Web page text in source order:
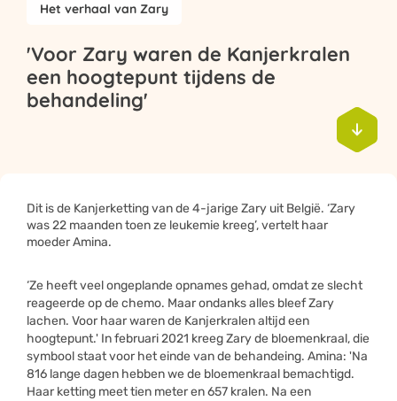
Het verhaal van Zary
'Voor Zary waren de Kanjerkralen
een hoogtepunt tijdens de
behandeling'

Dit is de Kanjerketting van de 4-jarige Zary uit België. ‘Zary
was 22 maanden toen ze leukemie kreeg’, vertelt haar
moeder Amina.
‘Ze heeft veel ongeplande opnames gehad, omdat ze slecht
reageerde op de chemo. Maar ondanks alles bleef Zary
lachen. Voor haar waren de Kanjerkralen altijd een
hoogtepunt.' In februari 2021 kreeg Zary de bloemenkraal, die
symbool staat voor het einde van de behandeing. Amina: 'Na
816 lange dagen hebben we de bloemenkraal bemachtigd.
Haar ketting meet tien meter en 657 kralen. Na een